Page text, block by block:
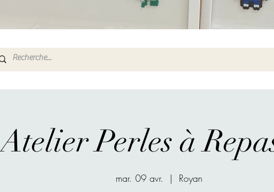
Atelier Perles à
mar. 09 avr.
  |
Royan